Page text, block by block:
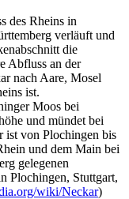
des Rheins in
verläuft und
die
Abfluss an der
nach Aare, Mosel
ist.
Moos bei
und mündet bei
ist von Plochingen bis
und dem Main bei
gelegenen
Plochingen, Stuttgart,
wiki/Neckar)